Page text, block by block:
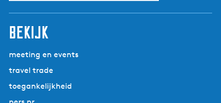
bekijk
meeting en events
travel trade
toegankelijkheid